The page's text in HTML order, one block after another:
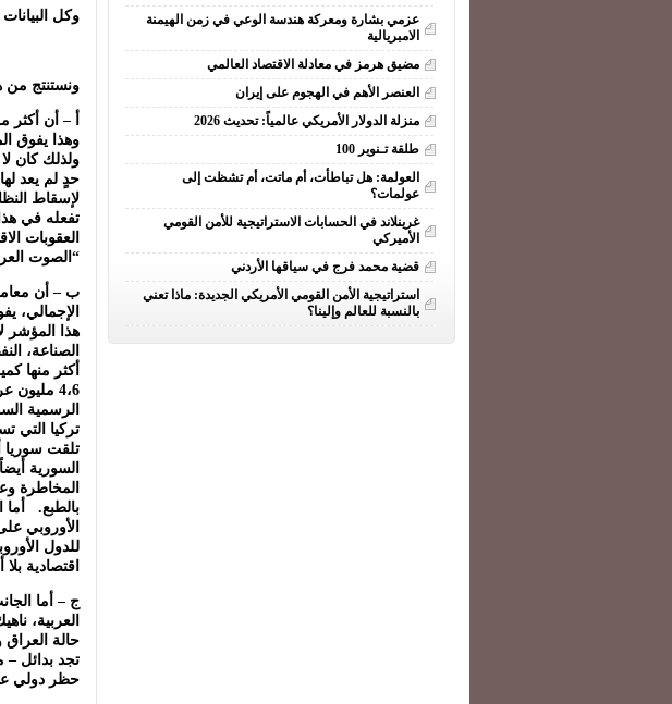
وكل
ونستنتج من
أ – أن
وهذا يفوق
ولذلك كان
حدٍ لم يعد
لإسقاط
تفعله في
العقوبات
“الصوت
ب – أن
هذا المؤشر
الصناعة،
تركيا التي
السورية
المخاطرة
بالطبع. أما
للدول
اقتصادية
ج – أما
العربية،
حالة
تجد بدائل –
حظر دولي
عزمي بشارة ومعركة هندسة الوعي في زمن الهيمنة
الامبريالية
مضيق هرمز في معادلة الاقتصاد العالمي
العنصر الأهم في الهجوم على إيران
منزلة الدولار الأمريكي عالمياً: تحديث 2026
طلقة تـنوير 100
العولمة: هل تباطأت، أم ماتت، أم تشظت إلى
عولمات؟
غرينلاند في الحسابات الاستراتيجية للأمن القومي
الأميركي
قضية محمد فرج في سياقها الأردني
استراتيجية الأمن القومي الأمريكي الجديدة: ماذا تعني
بالنسبة للعالم وإلينا؟